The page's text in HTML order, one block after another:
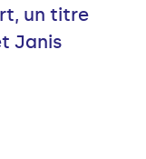
un titre
Janis